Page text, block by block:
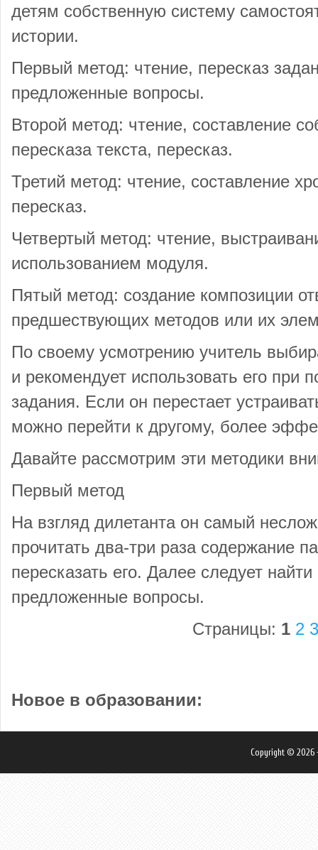
детям собственную систему
истории.
Первый метод: чтение, пересказ
предложенные вопросы.
Второй метод: чтение, составление
пересказа текста, пересказ.
Третий метод: чтение, составление
пересказ.
Четвертый метод: чтение,
использованием модуля.
Пятый метод: создание композиции
предшествующих методов или их
По своему усмотрению учитель
и рекомендует использовать его при
задания. Если он перестает
можно перейти к другому, более
Давайте рассмотрим эти методики
Первый метод
На взгляд дилетанта он самый
прочитать два-три раза содержание
пересказать его. Далее следует
предложенные вопросы.
Страницы: 1 2 3
Новое в образовании:
Copyright © 2026